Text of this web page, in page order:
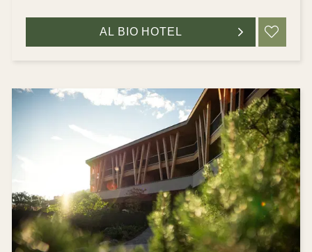
AL BIO HOTEL